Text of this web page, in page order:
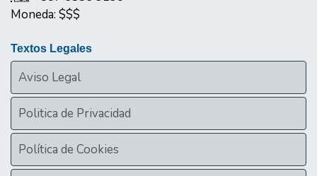
Moneda: $$$
Textos Legales
Aviso Legal
Politica de Privacidad
Política de Cookies